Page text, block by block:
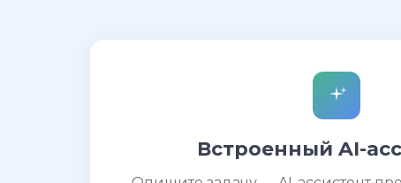
Встроенный AI-